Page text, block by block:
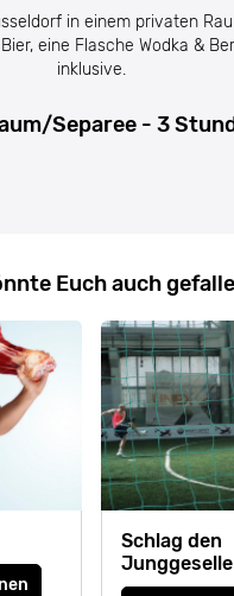
in einem privaten
eine Flasche Wodka &
inklusive.
Separee - 3
Euch auch
Schlag den